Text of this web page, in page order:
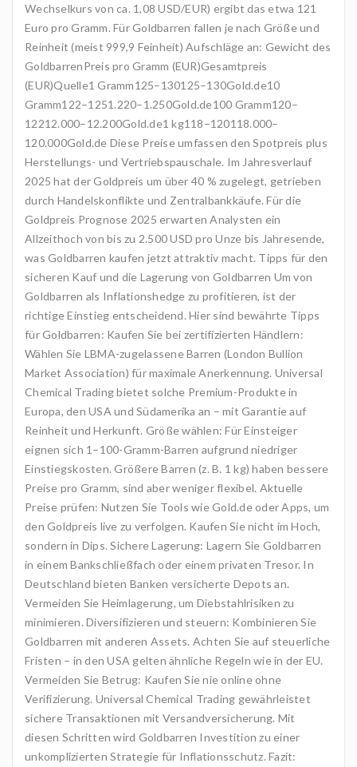
Wechselkurs von ca. 1,08 USD/EUR) ergibt das etwa 121
Euro pro Gramm. Für Goldbarren fallen je nach Größe und
Reinheit (meist 999,9 Feinheit) Aufschläge an: Gewicht des
GoldbarrenPreis pro Gramm (EUR)Gesamtpreis
(EUR)Quelle1 Gramm125–130125–130Gold.de10
Gramm122–1251.220–1.250Gold.de100 Gramm120–
12212.000–12.200Gold.de1 kg118–120118.000–
120.000Gold.de Diese Preise umfassen den Spotpreis plus
Herstellungs- und Vertriebspauschale. Im Jahresverlauf
2025 hat der Goldpreis um über 40 % zugelegt, getrieben
durch Handelskonflikte und Zentralbankkäufe. Für die
Goldpreis Prognose 2025 erwarten Analysten ein
Allzeithoch von bis zu 2.500 USD pro Unze bis Jahresende,
was Goldbarren kaufen jetzt attraktiv macht. Tipps für den
sicheren Kauf und die Lagerung von Goldbarren Um von
Goldbarren als Inflationshedge zu profitieren, ist der
richtige Einstieg entscheidend. Hier sind bewährte Tipps
für Goldbarren: Kaufen Sie bei zertifizierten Händlern:
Wählen Sie LBMA-zugelassene Barren (London Bullion
Market Association) für maximale Anerkennung. Universal
Chemical Trading bietet solche Premium-Produkte in
Europa, den USA und Südamerika an – mit Garantie auf
Reinheit und Herkunft. Größe wählen: Für Einsteiger
eignen sich 1–100-Gramm-Barren aufgrund niedriger
Einstiegskosten. Größere Barren (z. B. 1 kg) haben bessere
Preise pro Gramm, sind aber weniger flexibel. Aktuelle
Preise prüfen: Nutzen Sie Tools wie Gold.de oder Apps, um
den Goldpreis live zu verfolgen. Kaufen Sie nicht im Hoch,
sondern in Dips. Sichere Lagerung: Lagern Sie Goldbarren
in einem Bankschließfach oder einem privaten Tresor. In
Deutschland bieten Banken versicherte Depots an.
Vermeiden Sie Heimlagerung, um Diebstahlrisiken zu
minimieren. Diversifizieren und steuern: Kombinieren Sie
Goldbarren mit anderen Assets. Achten Sie auf steuerliche
Fristen – in den USA gelten ähnliche Regeln wie in der EU.
Vermeiden Sie Betrug: Kaufen Sie nie online ohne
Verifizierung. Universal Chemical Trading gewährleistet
sichere Transaktionen mit Versandversicherung. Mit
diesen Schritten wird Goldbarren Investition zu einer
unkomplizierten Strategie für Inflationsschutz. Fazit: